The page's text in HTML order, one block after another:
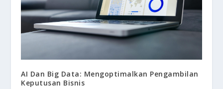
AI Dan Big Data: Mengoptimalkan Pengambilan
Keputusan Bisnis